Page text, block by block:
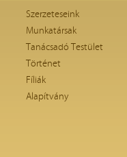
Szerzeteseink
Munkatársak
Tanácsadó Testület
Történet
Fíliák
Alapítvány